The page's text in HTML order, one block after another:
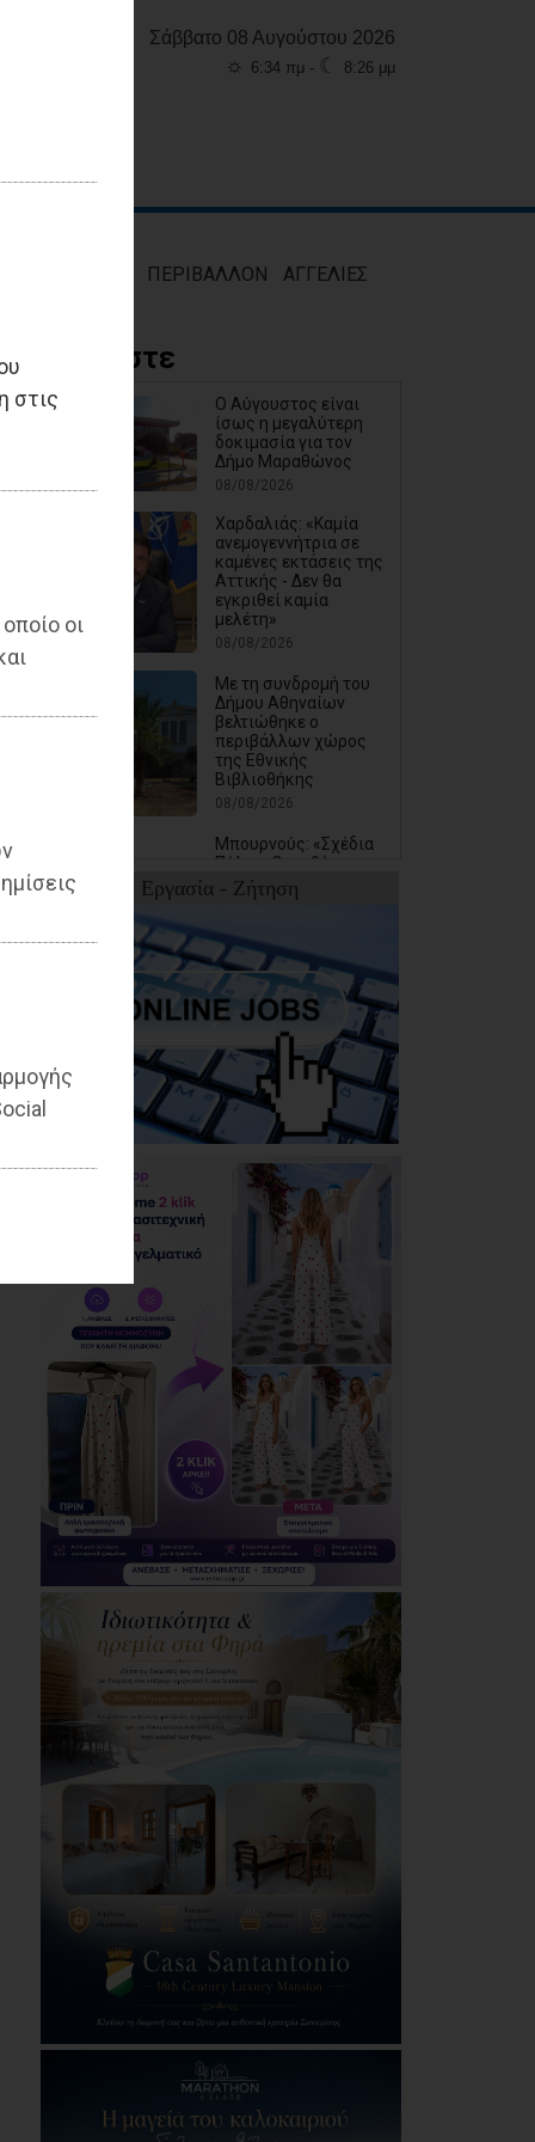
στις
οι
Σάββατο 08 Αυγούστου 2026
☼ 6:34 πμ - ☾ 8:26 μμ
ΠΕΡΙΒΑΛΛΟΝ ΑΓΓΕΛΙΕΣ
Διαβάστε
Ο Αύγουστος είναι
ίσως η μεγαλύτερη
δοκιμασία για τον
Δήμο Μαραθώνος
08/08/2026
Χαρδαλιάς: «Καμία
ανεμογεννήτρια σε
καμένες εκτάσεις της
Αττικής - Δεν θα
εγκριθεί καμία
μελέτη»
08/08/2026
Με τη συνδρομή του
Δήμου Αθηναίων
βελτιώθηκε ο
περιβάλλων χώρος
της Εθνικής
Βιβλιοθήκης
08/08/2026
Μπουρνούς: «Σχέδια
Πόλης: Οι ευθύνες της
διοίκησης Τσεβά στον
καθορισμό των τιμών
επιπτώσεις στην
εισφορά σε χρήμα
των πολιτών»
07/08/2026
Βασιλόπουλος:
«Λυπηρό και
επικίνδυνο: Έλλειψη
απαρτίας στο
Δημοτικό Συμβούλιο
λόγω σκόπιμης
ανικανότητας της
Δημοτικής Αρχής»
07/08/2026
Καρράς για Διοίκηση
Αηδόνη: Παραμύθια
και χάντρες προς
Ιθαγενείς... (photos)
07/08/2026
Χάρης Δούκας: Η
καλύτερή μου να
κατέβει για δήμαρχος
ο Μπακογιάννης
(video)
07/08/2026
Κέντρο Υγείας Νέας
Μάκρης: Το
φυσικοθεραπευτήριο
πρόκειται να
στο άμεσο μέλλον
07/08/2026
Μάτι σε πολεοδομική
ομηρία: Οι περιουσίες
πάγωσαν – Οι
07/08/2026
Εργασία - Ζήτηση